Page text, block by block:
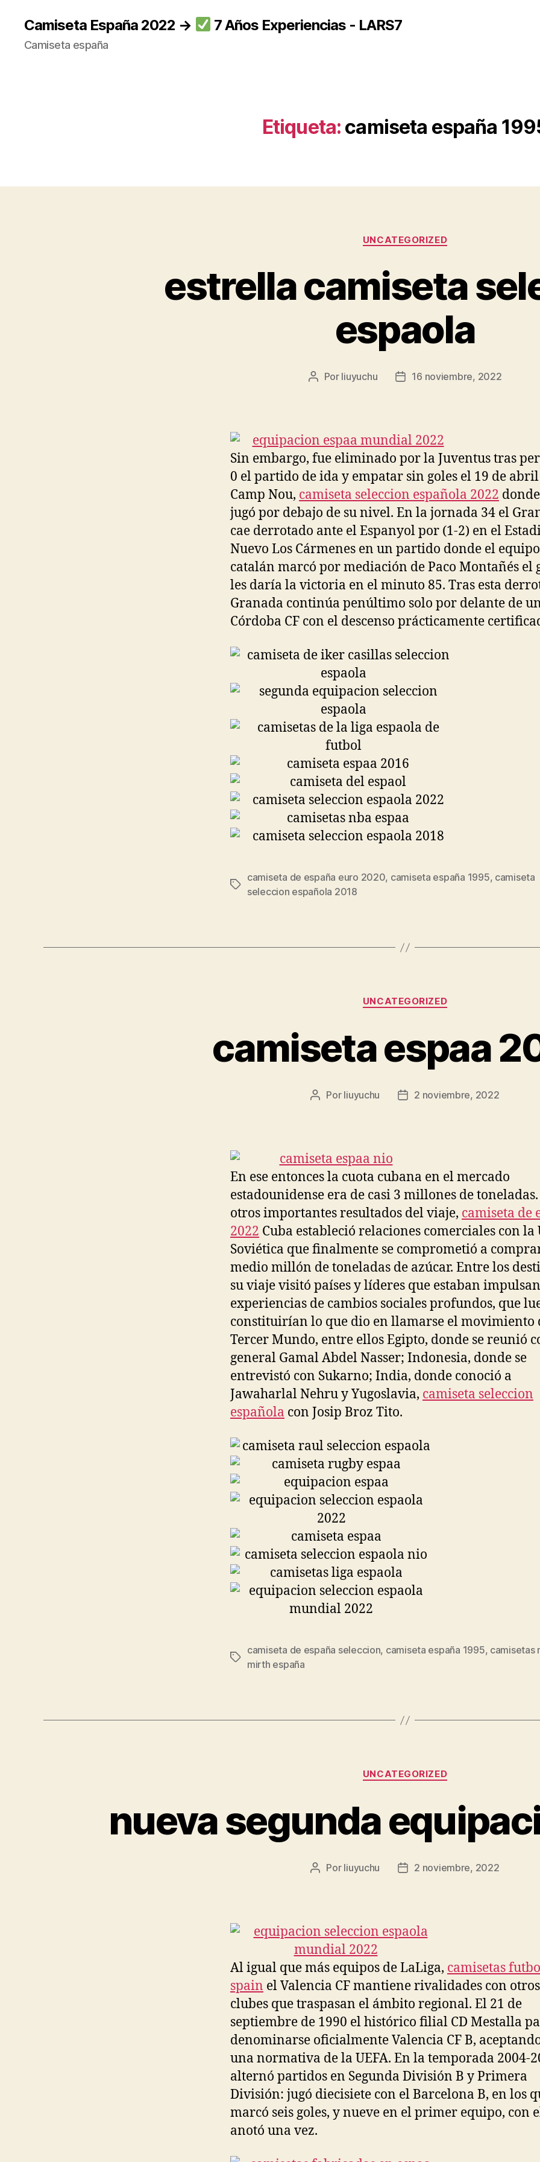
Camiseta España 2022 → 7 Años Experiencias - LARS7
Camiseta españa
Etiqueta: camiseta españa
Categorías
UNCATEGORIZED
estrella camiseta
espaola
Autor
Por liuyuchu
Fecha16 noviembre, 2022
Sin embargo, fue eliminado por la Juventus tras
0 el partido de ida y empatar sin goles el 19 de
Camp Nou, camiseta seleccion española 2022
jugó por debajo de su nivel. En la jornada 34 el
cae derrotado ante el Espanyol por (1-2) en el
Nuevo Los Cármenes en un partido donde el equipo
catalán marcó por mediación de Paco Montañés el
les daría la victoria en el minuto 85. Tras esta
Granada continúa penúltimo solo por delante de
Córdoba CF con el descenso prácticamente
Etiquetas
camiseta de españa euro 2020, camiseta españa 1995, camiseta
seleccion española 2018
Categorías
UNCATEGORIZED
camiseta espaa
Autor
Por liuyuchu
Fecha2 noviembre, 2022
En ese entonces la cuota cubana en el mercado
estadounidense era de casi 3 millones de
otros importantes resultados del viaje, camiseta de
2022 Cuba estableció relaciones comerciales con
Soviética que finalmente se comprometió a
medio millón de toneladas de azúcar. Entre los
su viaje visitó países y líderes que estaban
experiencias de cambios sociales profundos, que
constituirían lo que dio en llamarse el movimiento
Tercer Mundo, entre ellos Egipto, donde se reunió
general Gamal Abdel Nasser; Indonesia, donde se
entrevistó con Sukarno; India, donde conoció a
Jawaharlal Nehru y Yugoslavia, camiseta seleccion
española con Josip Broz Tito.
Etiquetas
camiseta de españa seleccion, camiseta españa 1995, camisetas
mirth españa
Categorías
UNCATEGORIZED
nueva segunda
Autor
Por liuyuchu
Fecha2 noviembre, 2022
Al igual que más equipos de LaLiga, camisetas
spain el Valencia CF mantiene rivalidades con otros
clubes que traspasan el ámbito regional. El 21 de
septiembre de 1990 el histórico filial CD Mestalla
denominarse oficialmente Valencia CF B,
una normativa de la UEFA. En la temporada 2004-
alternó partidos en Segunda División B y Primera
División: jugó diecisiete con el Barcelona B, en los
marcó seis goles, y nueve en el primer equipo, con
anotó una vez.